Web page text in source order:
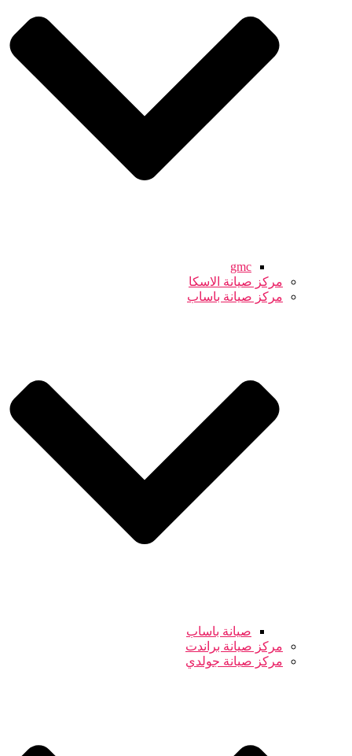
gmc
مركز صيانة الاسكا
مركز صيانة باساب
صيانة باساب
مركز صيانة براندت
مركز صيانة جولدي